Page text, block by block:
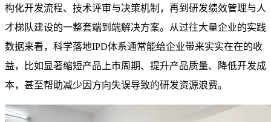
构化开发流程、技术评审与决策机制，再到研发绩效管理与人
才梯队建设的一整套端到端解决方案。从过往大量企业的实践
数据来看，科学落地IPD体系通常能给企业带来实实在在的收
益，比如显著缩短产品上市周期、提升产品质量、降低开发成
本，甚至帮助减少因方向失误导致的研发资源浪费。